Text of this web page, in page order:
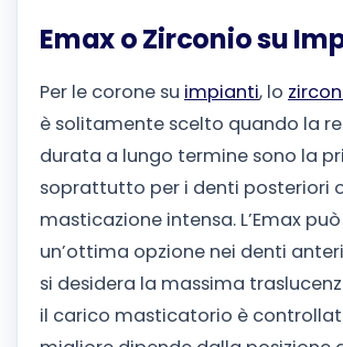
Emax o Zirconio su
Per le corone su impianti, lo
è solitamente scelto quando la
durata a lungo termine sono la
soprattutto per i denti posteriori
masticazione intensa. L’Emax
un’ottima opzione nei denti
si desidera la massima
il carico masticatorio è